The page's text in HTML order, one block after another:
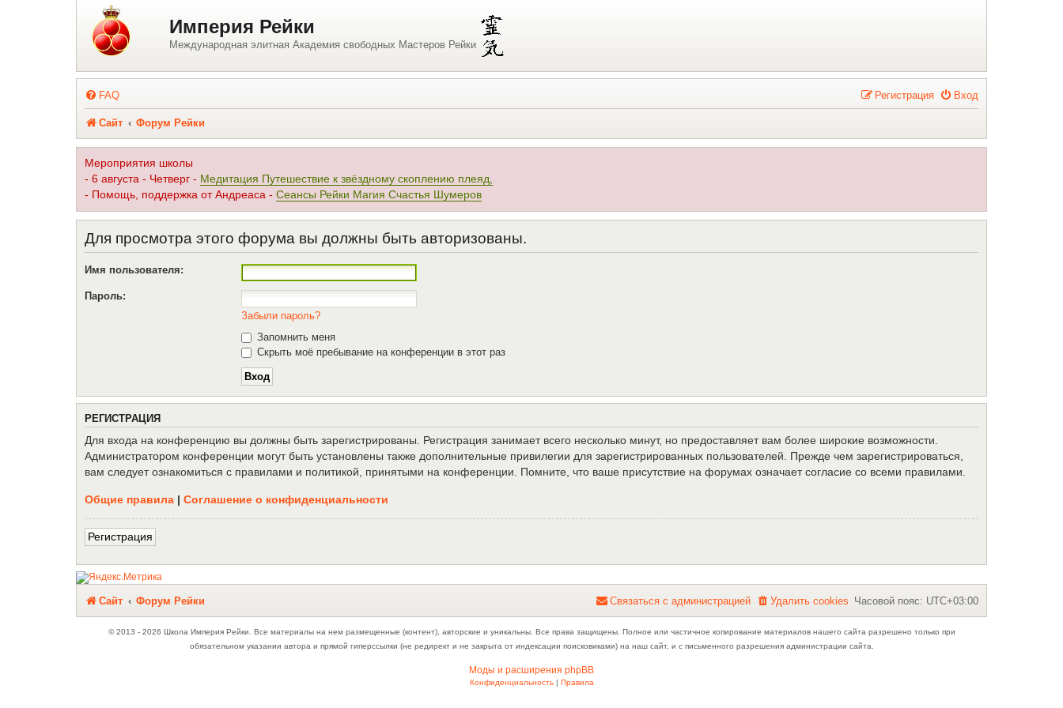
Регистрация Империя Рейки
Международная элитная Академия свободных Мастеров Рейки
FAQ Вход
Регистрация
Сайт Форум Рейки
Мероприятия школы
- 6 августа - Четверг - Медитация Путешествие к звёздному скоплению плеяд,
- Помощь, поддержка от Андреаса - Сеансы Рейки Магия Счастья Шумеров
Для просмотра этого форума вы должны быть авторизованы.
Имя пользователя:
Пароль:
Забыли пароль?
Запомнить меня
Скрыть моё пребывание на конференции в этот раз
РЕГИСТРАЦИЯ
Для входа на конференцию вы должны быть зарегистрированы. Регистрация занимает всего несколько минут, но предоставляет вам более широкие возможности.
Администратором конференции могут быть установлены также дополнительные привилегии для зарегистрированных пользователей. Прежде чем зарегистрироваться,
вам следует ознакомиться с правилами и политикой, принятыми на конференции. Помните, что ваше присутствие на форумах означает согласие со всеми правилами.
Общие правила | Соглашение о конфиденциальности
Регистрация
Сайт Форум Рейки Часовой пояс: UTC+03:00
Удалить cookies
Связаться с
Связаться с администрацией
© 2013 - 2026 Школа Империя Рейки. Все материалы на нем размещенные (контент), авторские и уникальны. Все права защищены. Полное или частичное копирование материалов нашего сайта разрешено только при
обязательном указании автора и прямой гиперссылки (не редирект и не закрыта от индексации поисковиками) на наш сайт, и с письменного разрешения администрации сайта.
Моды и расширения phpBB
Конфиденциальность| Правила